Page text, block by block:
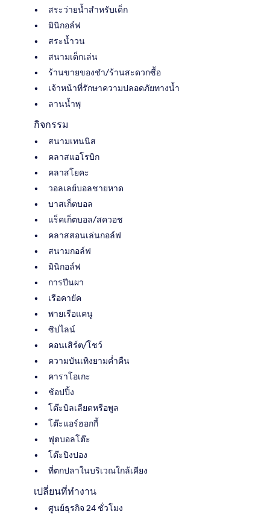
สระว่ายน้ำสำหรับเด็ก
มินิกอล์ฟ
สระน้ำวน
สนามเด็กเล่น
ร้านขายของชำ/ร้านสะดวกซื้อ
เจ้าหน้าที่รักษาความปลอดภัยทางน้ำ
ลานน้ำพุ
กิจกรรม
สนามเทนนิส
คลาสแอโรบิก
คลาสโยคะ
วอลเลย์บอลชายหาด
บาสเก็ตบอล
แร็คเก็ตบอล/สควอช
คลาสสอนเล่นกอล์ฟ
สนามกอล์ฟ
มินิกอล์ฟ
การปีนผา
เรือคายัค
พายเรือแคนู
ซิปไลน์
คอนเสิร์ต/โชว์
ความบันเทิงยามค่ำคืน
คาราโอเกะ
ช้อปปิ้ง
โต๊ะบิลเลียดหรือพูล
โต๊ะแอร์ฮอกกี้
ฟุตบอลโต๊ะ
โต๊ะปิงปอง
ที่ตกปลาในบริเวณใกล้เคียง
เปลี่ยนที่ทำงาน
ศูนย์ธุรกิจ 24 ชั่วโมง